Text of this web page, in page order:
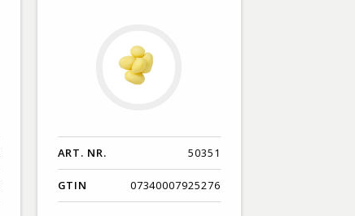
ART. NR. 50351
GTIN 07340007925276